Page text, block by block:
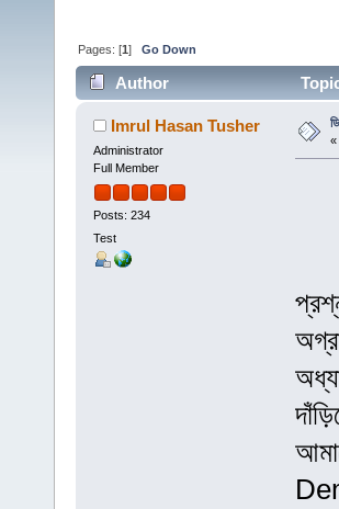
Pages: [1]Go Down
Author
Imrul Hasan Tusher
Administrator
Full Member
Posts: 234
Test
«